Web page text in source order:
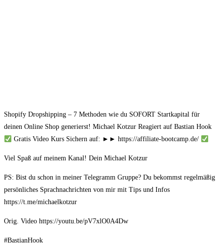
Shopify Dropshipping – 7 Methoden wie du SOFORT Startkapital für
deinen Online Shop generierst! Michael Kotzur Reagiert auf Bastian Hook
Gratis Video Kurs Sichern auf: ►► https://affiliate-bootcamp.de/
Viel Spaß auf meinem Kanal! Dein Michael Kotzur
PS: Bist du schon in meiner Telegramm Gruppe? Du bekommst regelmäßig
persönliches Sprachnachrichten von mir mit Tips und Infos
https://t.me/michaelkotzur
Orig. Video https://youtu.be/pV7xlO0A4Dw
#BastianHook